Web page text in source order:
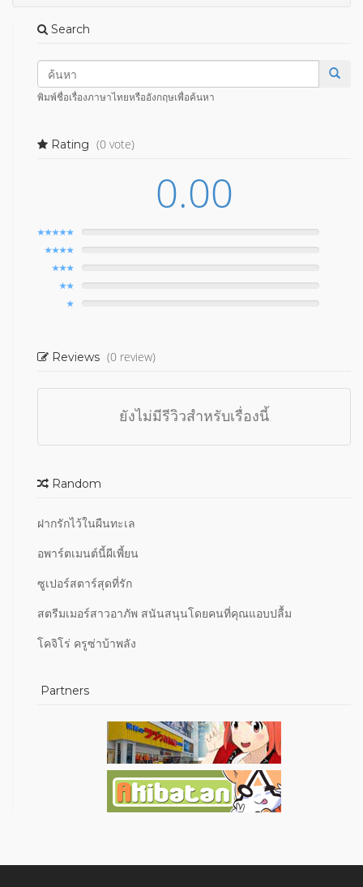
Search
พิมพ์ชื่อเรื่องภาษาไทยหรืออังกฤษเพื่อค้นหา
Rating (0 vote)
0.00
Reviews (0 review)
ยังไม่มีรีวิวสำหรับเรื่องนี้
Random
ฝากรักไว้ในผืนทะเล
อพาร์ตเมนต์นี้ผีเพี้ยน
ซูเปอร์สตาร์สุดที่รัก
สตรีมเมอร์สาวอาภัพ สนันสนุนโดยคนที่คุณแอบปลื้ม
โคจิโร่ ครูซ่าบ้าพลัง
Partners